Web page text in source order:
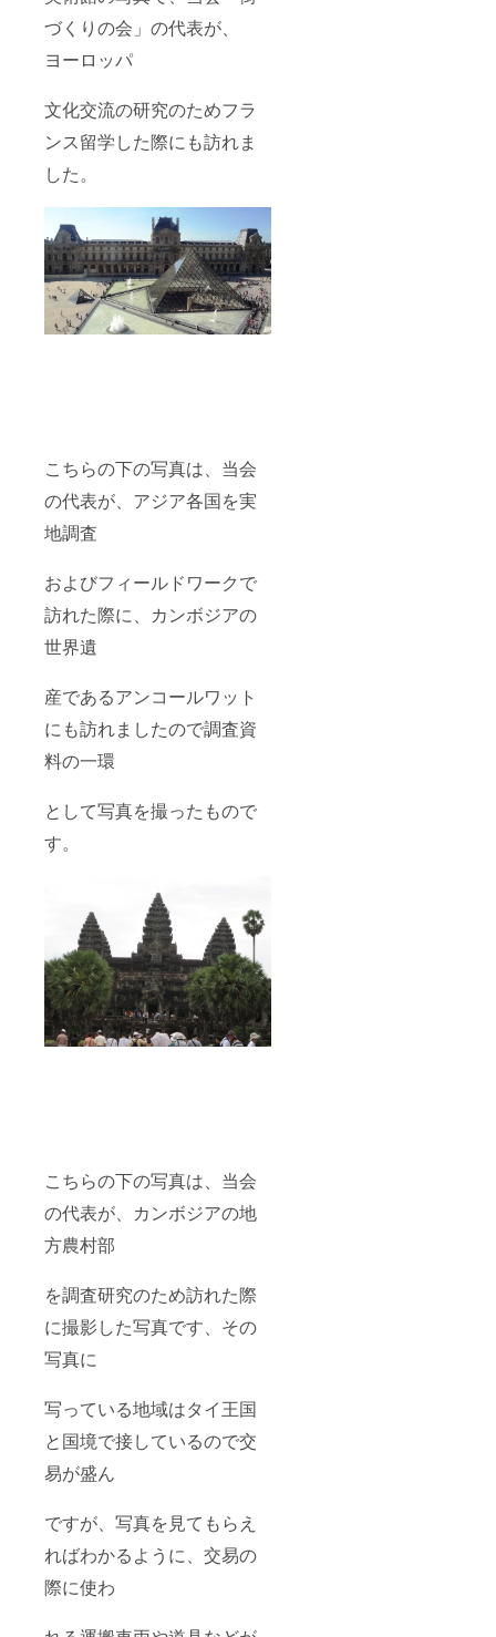
づくりの会」の代表が、
ヨーロッパ
文化交流の研究のためフラ
ンス留学した際にも訪れま
した。
こちらの下の写真は、当会
の代表が、アジア各国を実
地調査
およびフィールドワークで
訪れた際に、カンボジアの
世界遺
産であるアンコールワット
にも訪れましたので調査資
料の一環
として写真を撮ったもので
す。
こちらの下の写真は、当会
の代表が、カンボジアの地
方農村部
を調査研究のため訪れた際
に撮影した写真です、その
写真に
写っている地域はタイ王国
と国境で接しているので交
易が盛ん
ですが、写真を見てもらえ
ればわかるように、交易の
際に使わ